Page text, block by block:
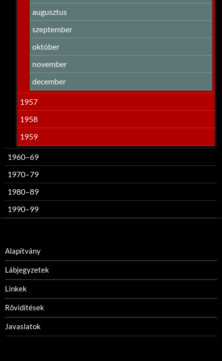
augusztus
szeptember
október
november
december
1957
1958
1959
1960–69
1970–79
1980–89
1990–99
Alapítvány
Lábjegyzetek
Linkek
Rövidítések
Javaslatok